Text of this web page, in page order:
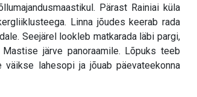
Pärast Rainiai küla
Linna jõudes keerab rada
Seejärel lookleb matkarada läbi pargi,
järve panoraamile. Lõpuks teeb
lahesopi ja jõuab päevateekonna